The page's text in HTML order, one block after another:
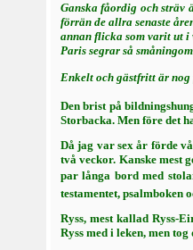
Ganska fåordig och sträv
förrän de allra senaste
annan flicka som varit ut i
Paris segrar så
Enkelt och gästfritt är nog
Den brist på
Storbacka. Men före det
Då jag var sex år förde
två veckor. Kanske mest
par långa bord med
testamentet, psalmboken
Ryss, mest kallad Ryss-
Ryss med i leken, men